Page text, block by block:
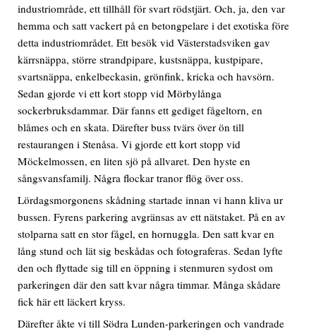
industriområde, ett tillhåll för svart rödstjärt. Och, ja, den var
hemma och satt vackert på en betongpelare i det exotiska före
detta industriområdet. Ett besök vid Västerstadsviken gav
kärrsnäppa, större strandpipare, kustsnäppa, kustpipare,
svartsnäppa, enkelbeckasin, grönfink, kricka och havsörn.
Sedan gjorde vi ett kort stopp vid Mörbylånga
sockerbruksdammar. Där fanns ett gediget fågeltorn, en
blåmes och en skata. Därefter buss tvärs över ön till
restaurangen i Stenåsa. Vi gjorde ett kort stopp vid
Möckelmossen, en liten sjö på allvaret. Den hyste en
sångsvansfamilj. Några flockar tranor flög över oss.
Lördagsmorgonens skådning startade innan vi hann kliva ur
bussen. Fyrens parkering avgränsas av ett nätstaket. På en av
stolparna satt en stor fågel, en hornuggla. Den satt kvar en
lång stund och lät sig beskådas och fotograferas. Sedan lyfte
den och flyttade sig till en öppning i stenmuren sydost om
parkeringen där den satt kvar några timmar. Många skådare
fick här ett läckert kryss.
Därefter åkte vi till Södra Lunden-parkeringen och vandrade